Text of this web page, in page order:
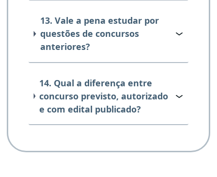
13. Vale a pena estudar por
questões de concursos
anteriores?
14. Qual a diferença entre
concurso previsto, autorizado
e com edital publicado?